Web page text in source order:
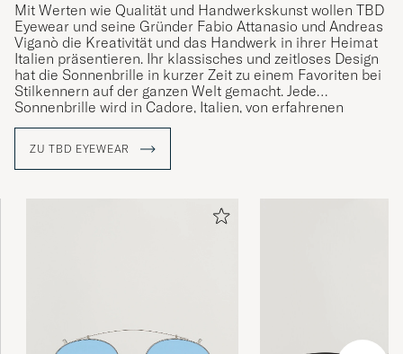
Mit Werten wie Qualität und Handwerkskunst wollen TBD
Eyewear und seine Gründer Fabio Attanasio und Andreas
Viganò die Kreativität und das Handwerk in ihrer Heimat
Italien präsentieren. Ihr klassisches und zeitloses Design
hat die Sonnenbrille in kurzer Zeit zu einem Favoriten bei
Stilkennern auf der ganzen Welt gemacht. Jede
Sonnenbrille wird in Cadore, Italien, von erfahrenen
Fachleuten, die über unzählige Jahre Erfahrung in der
ZU TBD EYEWEAR